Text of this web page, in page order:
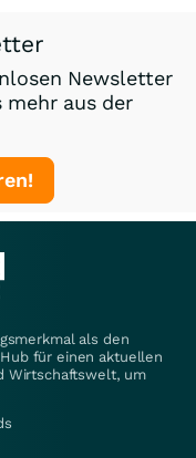
Newsletter
mehr aus der
als den
für einen aktuellen
Wirtschaftswelt, um